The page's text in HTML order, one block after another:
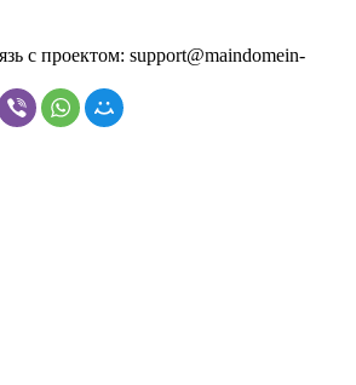
с проектом: support@maindomein-